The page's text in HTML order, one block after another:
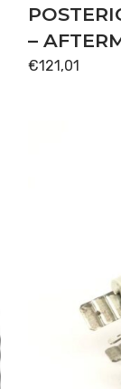
–
€121,01